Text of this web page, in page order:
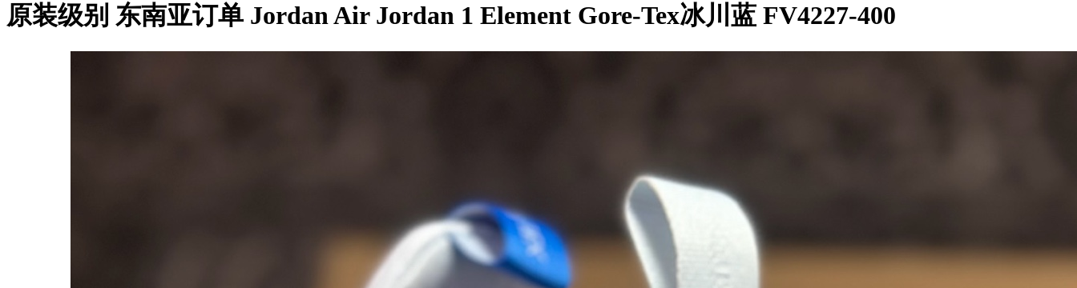
原装级别 东南亚订单 Jordan Air Jordan 1 Element Gore-Tex冰川蓝 FV4227-400